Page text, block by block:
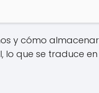
y cómo
que se traduce